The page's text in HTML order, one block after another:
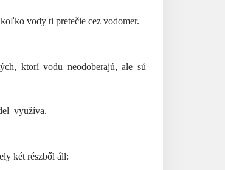
vody ti pretečie cez vodomer.
ktorí vodu neodoberajú, ale sú
využíva.
két részből áll: